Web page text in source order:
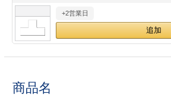
フォルダー
印刷
+2営業日
商品名